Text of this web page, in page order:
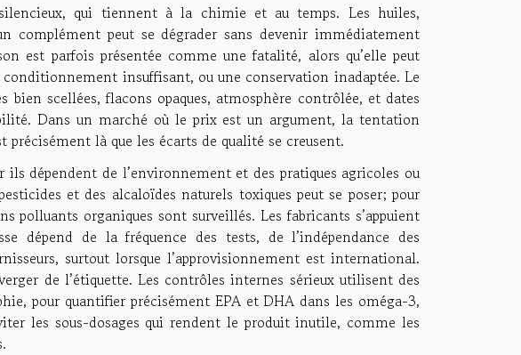
qui tiennent à la chimie et au temps. Les huiles,
complément peut se dégrader sans devenir immédiatement
est parfois présentée comme une fatalité, alors qu’elle peut
insuffisant, ou une conservation inadaptée. Le
scellées, flacons opaques, atmosphère contrôlée, et dates
Dans un marché où le prix est un argument, la tentation
précisément là que les écarts de qualité se creusent.
dépendent de l’environnement et des pratiques agricoles ou
et des alcaloïdes naturels toxiques peut se poser; pour
polluants organiques sont surveillés. Les fabricants s’appuient
dépend de la fréquence des tests, de l’indépendance des
surtout lorsque l’approvisionnement est international.
de l’étiquette. Les contrôles internes sérieux utilisent des
pour quantifier précisément EPA et DHA dans les oméga-3,
les sous-dosages qui rendent le produit inutile, comme les